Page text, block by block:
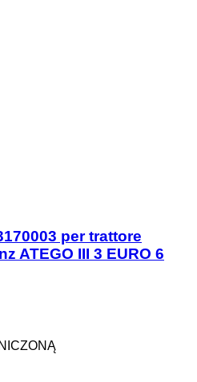
per trattore
ATEGO III 3 EURO 6